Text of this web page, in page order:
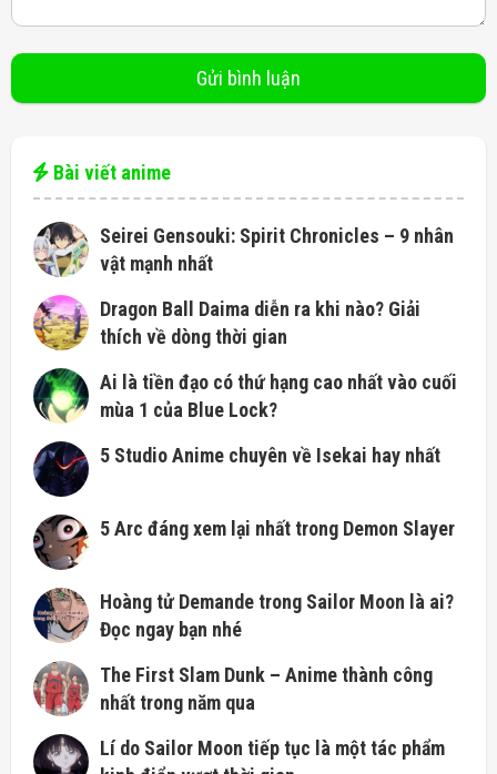
Bài viết anime
Seirei Gensouki: Spirit Chronicles – 9 nhân
vật mạnh nhất
Dragon Ball Daima diễn ra khi nào? Giải
thích về dòng thời gian
Ai là tiền đạo có thứ hạng cao nhất vào cuối
mùa 1 của Blue Lock?
5 Studio Anime chuyên về Isekai hay nhất
5 Arc đáng xem lại nhất trong Demon Slayer
Hoàng tử Demande trong Sailor Moon là ai?
Đọc ngay bạn nhé
The First Slam Dunk – Anime thành công
nhất trong năm qua
Lí do Sailor Moon tiếp tục là một tác phẩm